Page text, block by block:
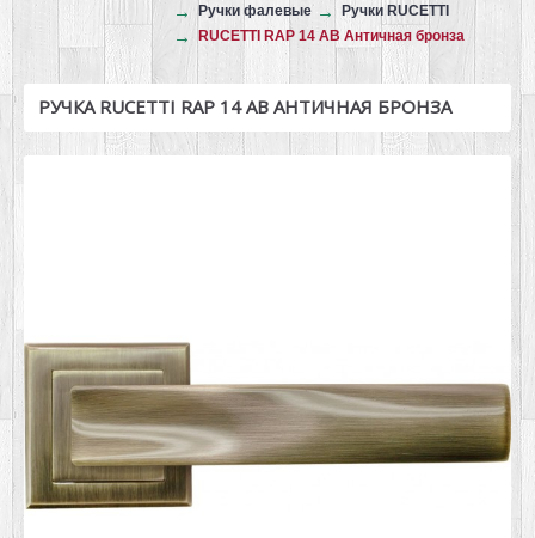
Ручки фалевые
Ручки RUCETTI
RUCETTI RAP 14 AB Античная бронза
РУЧКА RUCETTI RAP 14 AB АНТИЧНАЯ БРОНЗА